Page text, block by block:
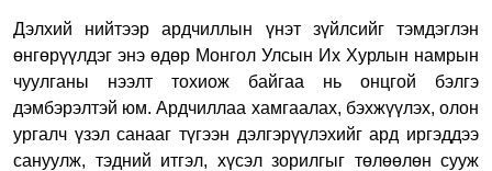
Дэлхий нийтээр ардчиллын үнэт зүйлсийг тэмдэглэн
өнгөрүүлдэг энэ өдөр Монгол Улсын Их Хурлын намрын
чуулганы нээлт тохиож байгаа нь онцгой бэлгэ
дэмбэрэлтэй юм. Ардчиллаа хамгаалах, бэхжүүлэх, олон
ургалч үзэл санааг түгээн дэлгэрүүлэхийг ард иргэддээ
сануулж, тэдний итгэл, хүсэл зорилгыг төлөөлөн сууж